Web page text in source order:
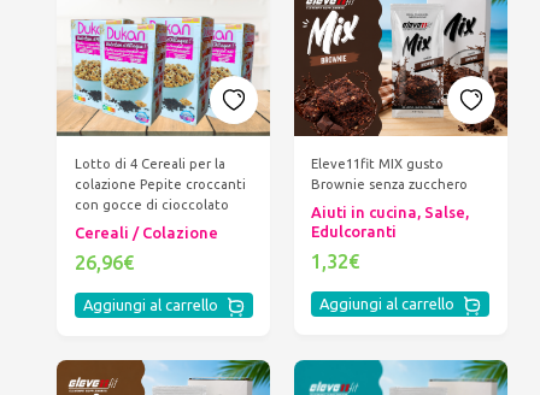
Lotto di 4 Cereali per la
colazione Pepite croccanti
con gocce di cioccolato
Cereali / Colazione
26,96€
Aggiungi al carrello
Eleve11fit MIX gusto
Brownie senza zucchero
Aiuti in cucina, Salse,
Edulcoranti
1,32€
Aggiungi al carrello